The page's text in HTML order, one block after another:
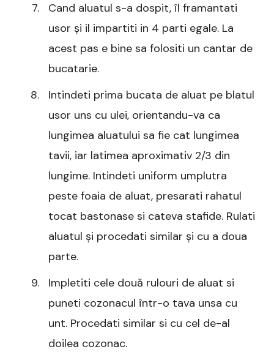
Cand aluatul s-a dospit, îl framantati
usor și il impartiti in 4 parti egale. La
acest pas e bine sa folositi un cantar de
bucatarie.
Intindeti prima bucata de aluat pe blatul
usor uns cu ulei, orientandu-va ca
lungimea aluatului sa fie cat lungimea
tavii, iar latimea aproximativ 2/3 din
lungime. Intindeti uniform umplutra
peste foaia de aluat, presarati rahatul
tocat bastonase si cateva stafide. Rulati
aluatul și procedati similar și cu a doua
parte.
Impletiti cele două rulouri de aluat si
puneti cozonacul într-o tava unsa cu
unt. Procedati similar si cu cel de-al
doilea cozonac.